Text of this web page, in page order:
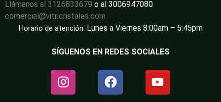
Llámanos al 3126833679 o al 3006947080
comercial@vitricristales.com
Horario de atención: Lunes a Viernes 8:00am – 5:45pm
SÍGUENOS EN REDES SOCIALES